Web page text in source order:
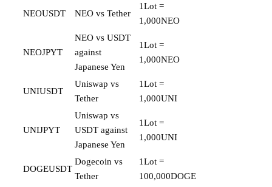
NEOUSDT NEO vs Tether
1Lot =
1,000NEO
NEOJPYT
NEO vs USDT
against
Japanese Yen
1Lot =
1,000NEO
UNIUSDT
Uniswap vs
Tether
1Lot =
1,000UNI
UNIJPYT
Uniswap vs
USDT against
Japanese Yen
1Lot =
1,000UNI
DOGEUSDT
Dogecoin vs
Tether
1Lot =
100,000DOGE